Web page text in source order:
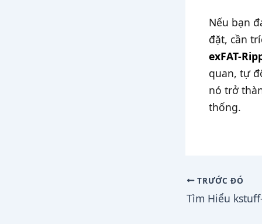
Nếu bạn
đặt, cần
exFAT-
quan, tự
nó trở
thống.
TRƯỚC ĐÓ